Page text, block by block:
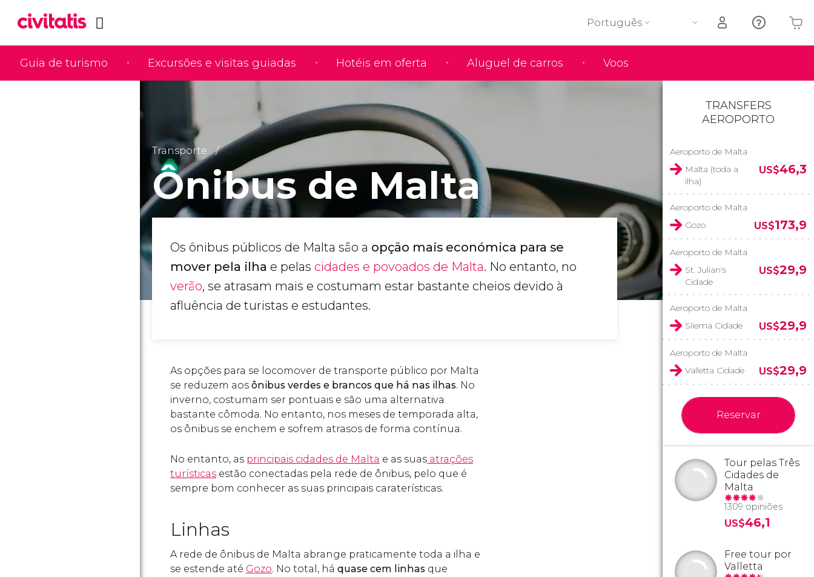
Guia de turismo Excursões e visitas guiadas Hotéis em oferta Aluguel de carros Voos
Português
Transporte
Ônibus de Malta
Os ônibus públicos de Malta são a opção mais económica para se
mover pela ilha e pelas cidades e povoados de Malta. No entanto, no
verão, se atrasam mais e costumam estar bastante cheios devido à
afluência de turistas e estudantes.
As opções para se locomover de transporte público por Malta
se reduzem aos ônibus verdes e brancos que há nas ilhas. No
inverno, costumam ser pontuais e são uma alternativa
bastante cômoda. No entanto, nos meses de temporada alta,
os ônibus se enchem e sofrem atrasos de forma contínua.
No entanto, as principais cidades de Malta e as suas atrações
turísticas estão conectadas pela rede de ônibus, pelo que é
sempre bom conhecer as suas principais caraterísticas.
Linhas
A rede de ônibus de Malta abrange praticamente toda a ilha e
se estende até Gozo. No total, há quase cem linhas que
TRANSFERS
AEROPORTO
Aeroporto de Malta
Malta (toda a
ilha)
US$46,3
Aeroporto de Malta
Gozo
US$173,9
Aeroporto de Malta
St. Julian's
Cidade
US$29,9
Aeroporto de Malta
Sliema Cidade
US$29,9
Aeroporto de Malta
Valletta Cidade
US$29,9
Reservar
Tour pelas Três
Cidades de
Malta
1309 opiniões
US$46,1
Free tour por
Valletta